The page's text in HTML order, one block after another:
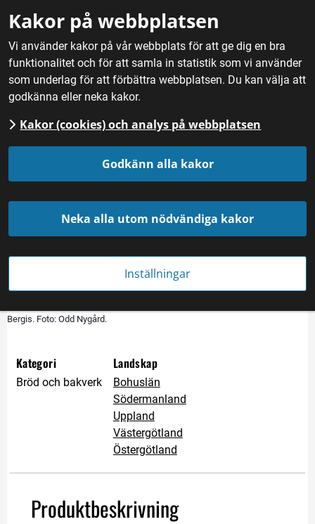
Kakor på webbplatsen
Vi använder kakor på vår webbplats för att ge dig en bra
funktionalitet och för att samla in statistik som vi använder
som underlag för att förbättra webbplatsen. Du kan välja att
godkänna eller neka kakor.
Kakor (cookies) och analys på webbplatsen
Godkänn alla kakor
Neka alla utom nödvändiga kakor
Inställningar
Hem / Mat / Bröd och bakverk / Bergis/Barkis
Bergis/Barkis
Bergis. Foto: Odd Nygård.
Kategori
Bröd och bakverk
Landskap
Bohuslän
Södermanland
Uppland
Västergötland
Östergötland
Produktbeskrivning